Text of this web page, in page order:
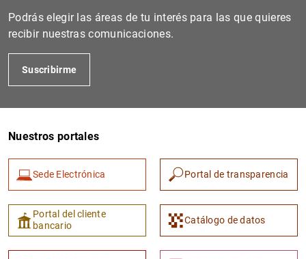
Podrás elegir las áreas de tu interés para las que quieres
recibir nuestras comunicaciones.
Suscribirme
Nuestros portales
Sede Electrónica Portal de transparencia
Portal del cliente
bancario
Catálogo de datos